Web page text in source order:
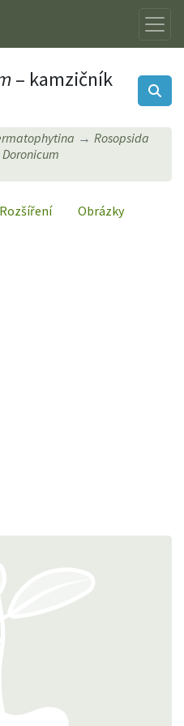
– kamzičník
Rosopsida
Doronicum
Rozšíření
Obrázky